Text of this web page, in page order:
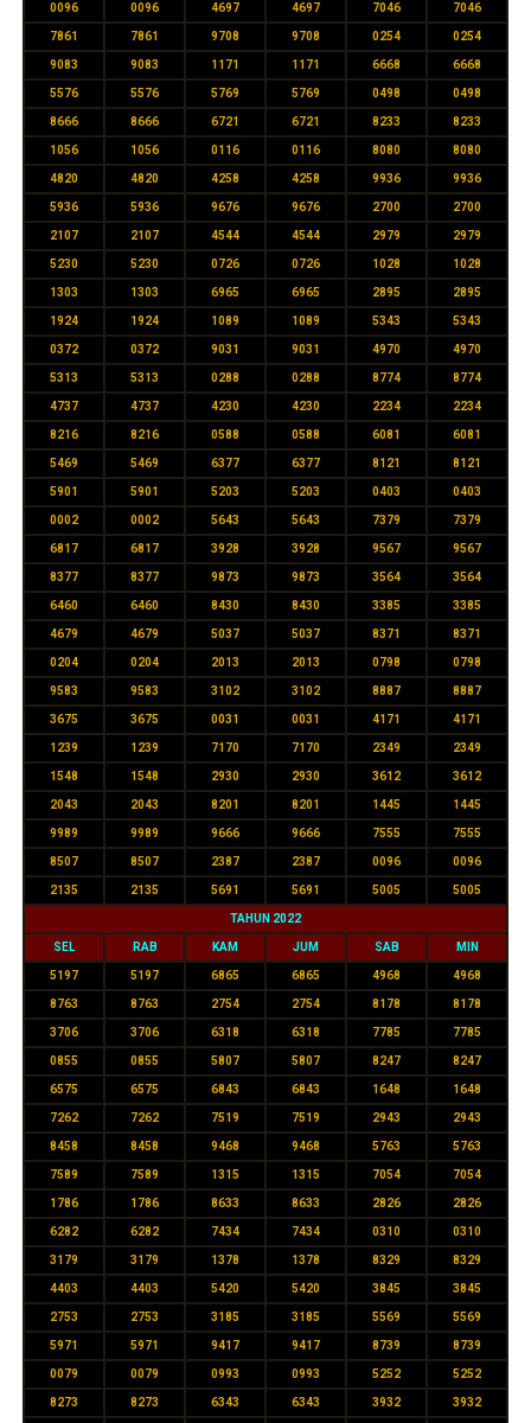
0096 0096 4697 4697 7046 7046
7861 7861 9708 9708 0254 0254
9083 9083 1171 1171 6668 6668
5576 5576 5769 5769 0498 0498
8666 8666 6721 6721 8233 8233
1056 1056 0116 0116 8080 8080
4820 4820 4258 4258 9936 9936
5936 5936 9676 9676 2700 2700
2107 2107 4544 4544 2979 2979
5230 5230 0726 0726 1028 1028
1303 1303 6965 6965 2895 2895
1924 1924 1089 1089 5343 5343
0372 0372 9031 9031 4970 4970
5313 5313 0288 0288 8774 8774
4737 4737 4230 4230 2234 2234
8216 8216 0588 0588 6081 6081
5469 5469 6377 6377 8121 8121
5901 5901 5203 5203 0403 0403
0002 0002 5643 5643 7379 7379
6817 6817 3928 3928 9567 9567
8377 8377 9873 9873 3564 3564
6460 6460 8430 8430 3385 3385
4679 4679 5037 5037 8371 8371
0204 0204 2013 2013 0798 0798
9583 9583 3102 3102 8887 8887
3675 3675 0031 0031 4171 4171
1239 1239 7170 7170 2349 2349
1548 1548 2930 2930 3612 3612
2043 2043 8201 8201 1445 1445
9989 9989 9666 9666 7555 7555
8507 8507 2387 2387 0096 0096
2135 2135 5691 5691 5005 5005
TAHUN 2022
SEL RAB KAM JUM SAB MIN
5197 5197 6865 6865 4968 4968
8763 8763 2754 2754 8178 8178
3706 3706 6318 6318 7785 7785
0855 0855 5807 5807 8247 8247
6575 6575 6843 6843 1648 1648
7262 7262 7519 7519 2943 2943
8458 8458 9468 9468 5763 5763
7589 7589 1315 1315 7054 7054
1786 1786 8633 8633 2826 2826
6282 6282 7434 7434 0310 0310
3179 3179 1378 1378 8329 8329
4403 4403 5420 5420 3845 3845
2753 2753 3185 3185 5569 5569
5971 5971 9417 9417 8739 8739
0079 0079 0993 0993 5252 5252
8273 8273 6343 6343 3932 3932